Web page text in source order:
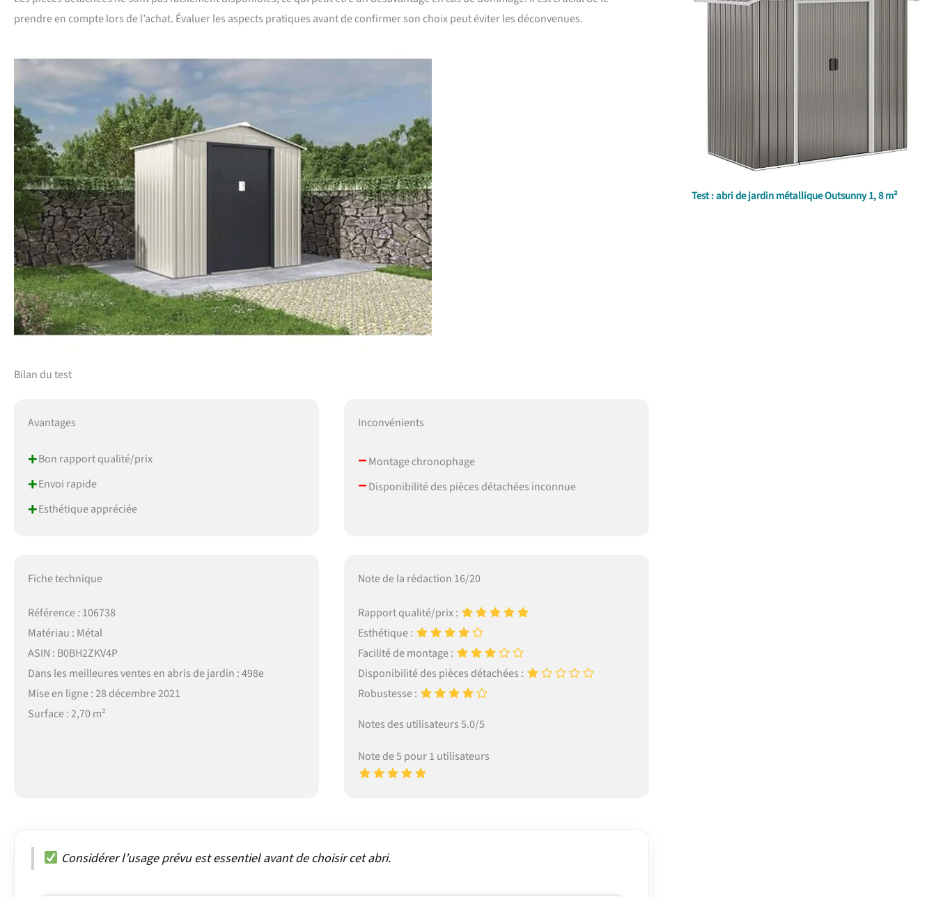
prendre en compte lors de l’achat. Évaluer les aspects pratiques avant de confirmer son choix peut éviter les déconvenues.
Bilan du test
Avantages
+Bon rapport qualité/prix
+Envoi rapide
+Esthétique appréciée
Inconvénients
–Montage chronophage
–Disponibilité des pièces détachées inconnue
Fiche technique
Référence : 106738
Matériau : Métal
ASIN : B0BH2ZKV4P
Dans les meilleures ventes en abris de jardin : 498e
Mise en ligne : 28 décembre 2021
Surface : 2,70 m²
Note de la rédaction 16/20
Rapport qualité/prix :
Esthétique :
Facilité de montage :
Disponibilité des pièces détachées :
Robustesse :
Notes des utilisateurs 5.0/5
Note de 5 pour 1 utilisateurs
Considérer l’usage prévu est essentiel avant de choisir cet abri.
Test : abri de jardin métallique Outsunny 1, 8 m²